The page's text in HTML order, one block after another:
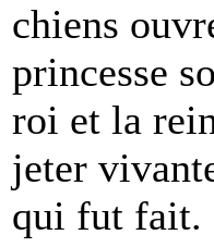
chiens
princesse
roi et la
jeter
qui fut fait.